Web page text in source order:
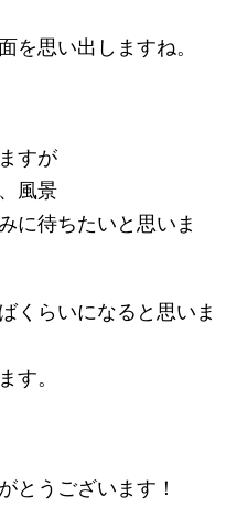
を思い出しますね。
すが
風景
に待ちたいと思いま
くらいになると思いま
す。
とうございます！